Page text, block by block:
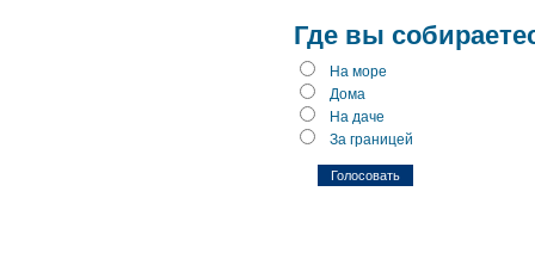
Где вы
На море
Дома
На даче
За границей